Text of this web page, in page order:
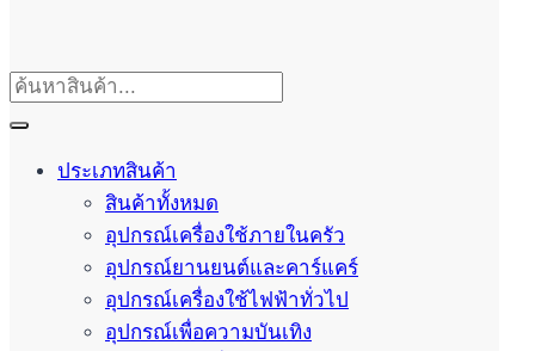
ประเภทสินค้า
สินค้าทั้งหมด
อุปกรณ์เครื่องใช้ภายในครัว
อุปกรณ์ยานยนต์และคาร์แคร์
อุปกรณ์เครื่องใช้ไฟฟ้าทั่วไป
อุปกรณ์เพื่อความบันเทิง